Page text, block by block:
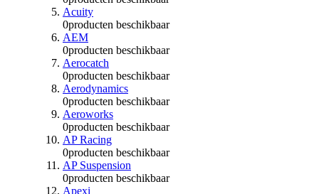
Acuity
0producten beschikbaar
AEM
0producten beschikbaar
Aerocatch
0producten beschikbaar
Aerodynamics
0producten beschikbaar
Aeroworks
0producten beschikbaar
AP Racing
0producten beschikbaar
AP Suspension
0producten beschikbaar
Apexi